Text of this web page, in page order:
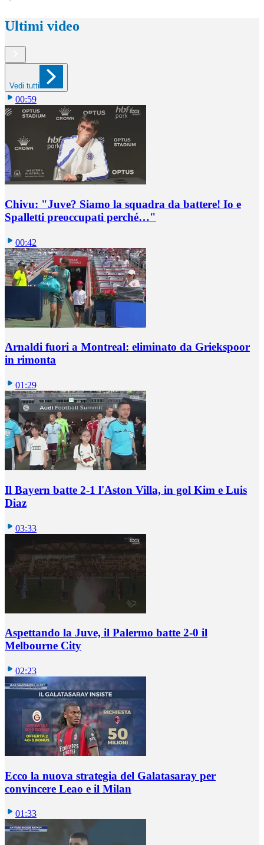
Ultimi video
Vedi tutti
00:59
Chivu: "Juve? Siamo la squadra da battere! Io e
Spalletti preoccupati perché…"
00:42
Arnaldi fuori a Montreal: eliminato da Griekspoor
in rimonta
01:29
Il Bayern batte 2-1 l'Aston Villa, in gol Kim e Luis
Diaz
03:33
Aspettando la Juve, il Palermo batte 2-0 il
Melbourne City
02:23
Ecco la nuova strategia del Galatasaray per
convincere Leao e il Milan
01:33